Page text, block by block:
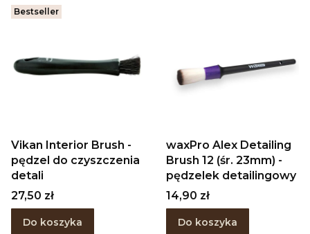
Bestseller
Vikan Interior Brush -
pędzel do czyszczenia
detali
Cena
27,50 zł
Do koszyka
waxPro Alex Detailing
Brush 12 (śr. 23mm) -
pędzelek detailingowy
Cena
14,90 zł
Do koszyka